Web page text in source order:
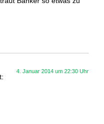
4. Januar 2014 um 22:30 Uhr